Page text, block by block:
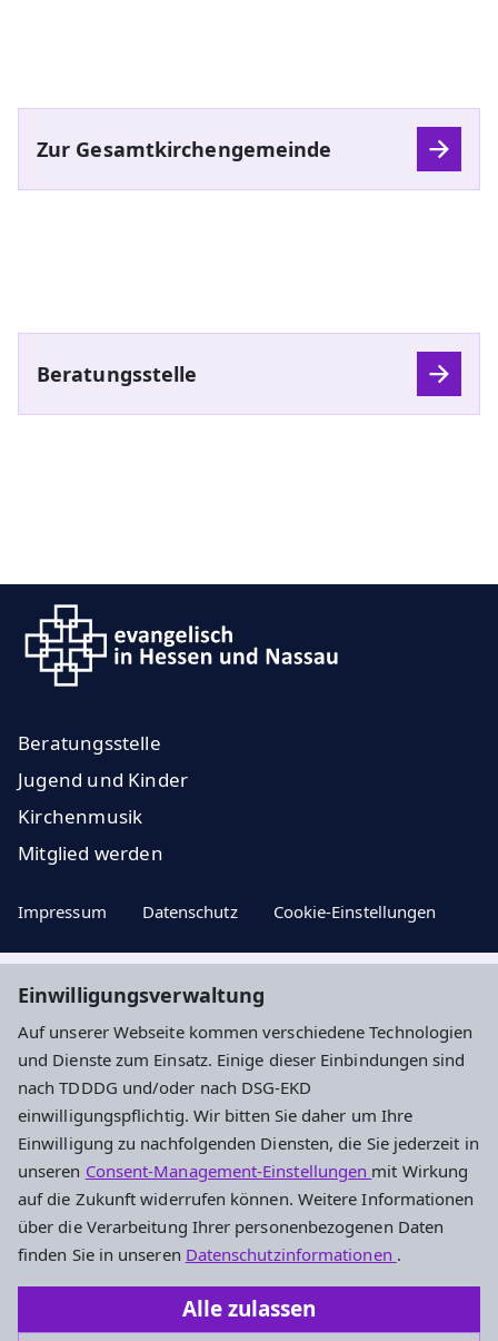
Einwilligungsverwaltung
Auf unserer Webseite kommen verschiedene Technologien
und Dienste zum Einsatz. Einige dieser Einbindungen sind
nach TDDDG und/oder nach DSG-EKD
einwilligungspflichtig. Wir bitten Sie daher um Ihre
Einwilligung zu nachfolgenden Diensten, die Sie jederzeit in
unseren Consent-Management-Einstellungen mit Wirkung
auf die Zukunft widerrufen können. Weitere Informationen
über die Verarbeitung Ihrer personenbezogenen Daten
finden Sie in unseren Datenschutzinformationen .
Alle zulassen
Zur Gesamtkirchengemeinde
Beratungsstelle
Beratungsstelle
Jugend und Kinder
Kirchenmusik
Mitglied werden
Impressum Datenschutz Cookie-Einstellungen
Aktuelle Nachrichten, geistige Impulse ...
Newsletter entdecken
Evangelisches Dekanat an der Dill
Am Hintersand 15
35745 Herborn
dekanat.dill@ekhn.de